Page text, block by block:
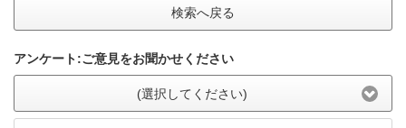
検索へ戻る
アンケート:ご意見をお聞かせください
(選択してください)